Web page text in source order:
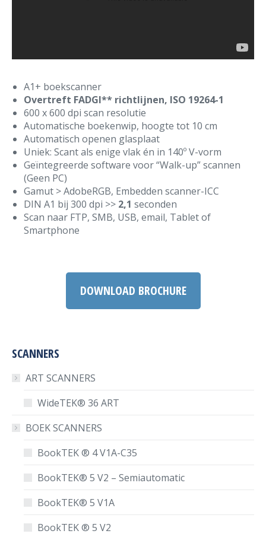
A1+ boekscanner
Overtreft FADGI** richtlijnen, ISO 19264-1
600 x 600 dpi scan resolutie
Automatische boekenwip, hoogte tot 10 cm
Automatisch openen glasplaat
Uniek: Scant als enige vlak én in 140º V-vorm
Geïntegreerde software voor “Walk-up” scannen
(Geen PC)
Gamut > AdobeRGB, Embedden scanner-ICC
DIN A1 bij 300 dpi >> 2,1 seconden
Scan naar FTP, SMB, USB, email, Tablet of
Smartphone
DOWNLOAD BROCHURE
SCANNERS
ART SCANNERS
WideTEK® 36 ART
BOEK SCANNERS
BookTEK ® 4 V1A-C35
BookTEK® 5 V2 – Semiautomatic
BookTEK® 5 V1A
BookTEK ® 5 V2